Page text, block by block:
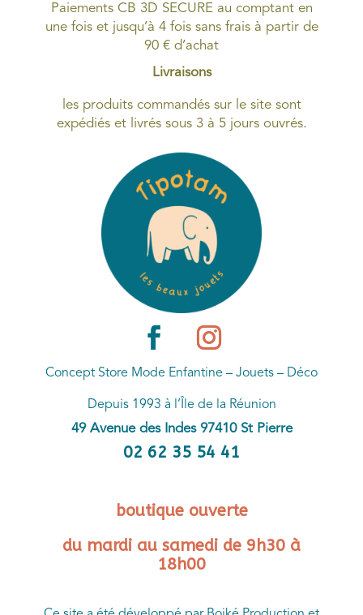
Paiements CB 3D SECURE au comptant en
une fois et jusqu’à 4 fois sans frais à partir de
90 € d’achat
Livraisons
les produits commandés sur le site sont
expédiés et livrés sous 3 à 5 jours ouvrés.
Concept Store Mode Enfantine – Jouets – Déco
Depuis 1993 à l’Île de la Réunion
49 Avenue des Indes 97410 St Pierre
02 62 35 54 41
boutique ouverte
du mardi au samedi de 9h30 à
18h00